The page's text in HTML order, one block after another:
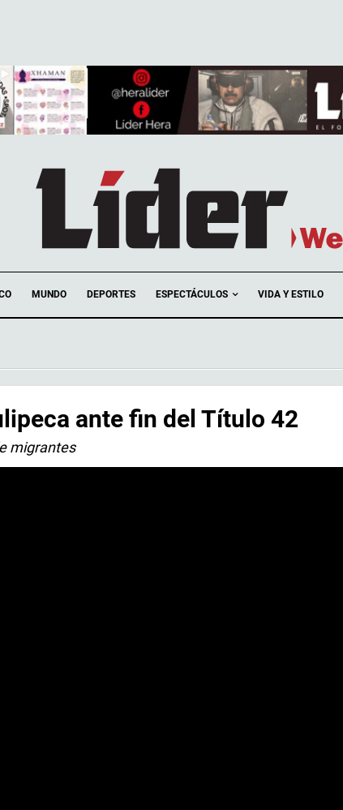
MUNDO DEPORTES ESPECTÁCULOS VIDA Y ESTILO
ante fin del Título 42
migrantes